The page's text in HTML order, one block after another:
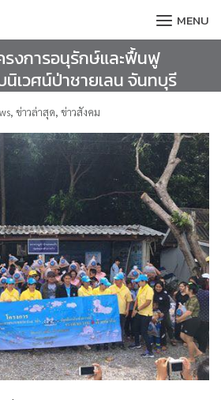
MENU
รงการอนุรักษ์และฟื้นฟู
นิเวศน์ป่าชายเลน จันทบุรี
, ข่าวล่าสุด, ข่าวสังคม